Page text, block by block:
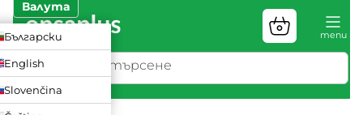
Преминаване
към
съдържанието
Валута
Български
English
Slovenčina
Количка
за
пазаруване